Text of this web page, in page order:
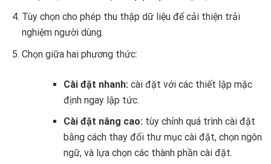
Tùy chọn cho phép thu thập dữ liệu để cải thiện trải
nghiệm người dùng.
Chọn giữa hai phương thức:
Cài đặt nhanh: cài đặt với các thiết lập mặc
định ngay lập tức.
Cài đặt nâng cao:tùy chỉnh quá trình cài đặt
bằng cách thay đổi thư mục cài đặt, chọn ngôn
ngữ, và lựa chọn các thành phần cài đặt.